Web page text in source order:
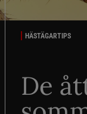
HÄSTÄGARTIPS
De